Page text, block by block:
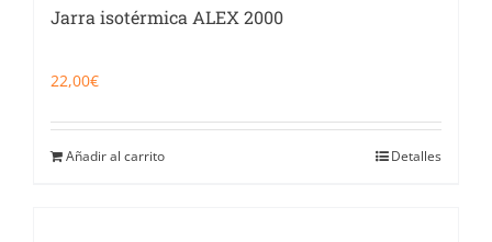
Jarra isotérmica ALEX 2000
22,00€
Añadir al carrito Detalles